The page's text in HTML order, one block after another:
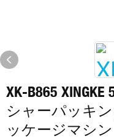
XK-B865
シャーパッキ
ッケージマシン